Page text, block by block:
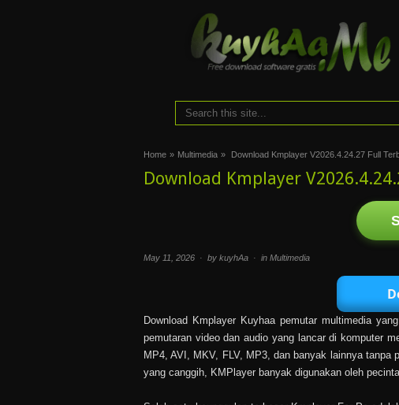
Home » Multimedia » Download Kmplayer V2026.4.24.27 Full
Download Kmplayer
May 11, 2026 · by kuyhAa · in Multimedia
Download Kmplayer Kuyhaa pemutar multimedia
pemutaran video dan audio yang lancar di komputer
MP4, AVI, MKV, FLV, MP3, dan banyak lainnya tanpa
yang canggih, KMPlayer banyak digunakan oleh